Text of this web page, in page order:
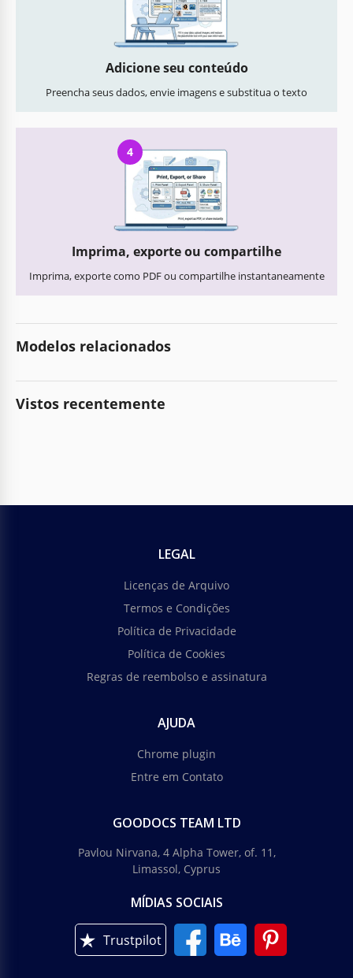
Adicione seu conteúdo
Preencha seus dados, envie imagens e substitua o texto
4
Imprima, exporte ou compartilhe
Imprima, exporte como PDF ou compartilhe instantaneamente
Modelos relacionados
Vistos recentemente
LEGAL
Licenças de Arquivo
Termos e Condições
Política de Privacidade
Política de Cookies
Regras de reembolso e assinatura
AJUDA
Chrome plugin
Entre em Contato
GOODOCS TEAM LTD
Pavlou Nirvana, 4 Alpha Tower, of. 11,
Limassol, Cyprus
MÍDIAS SOCIAIS
Trustpilot